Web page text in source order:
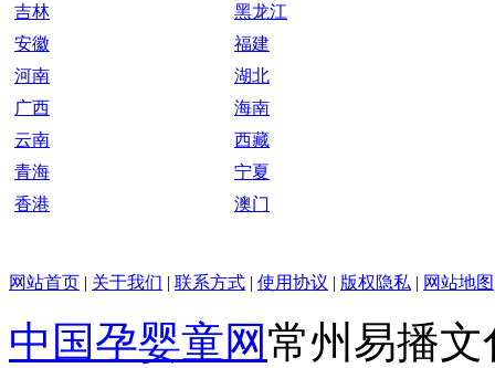
吉林
黑龙江
安徽
福建
河南
湖北
广西
海南
云南
西藏
青海
宁夏
香港
澳门
网站首页 | 关于我们 | 联系方式 | 使用协议 | 版权隐私 | 网站地图
中国孕婴童网常州易播